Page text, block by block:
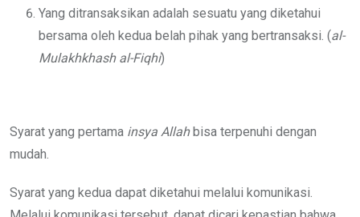
Yang ditransaksikan adalah sesuatu yang diketahui
bersama oleh kedua belah pihak yang bertransaksi. (al-
Mulakhkhash al-Fiqhi)
Syarat yang pertama insya Allahbisa terpenuhi dengan
mudah.
Syarat yang kedua dapat diketahui melalui komunikasi.